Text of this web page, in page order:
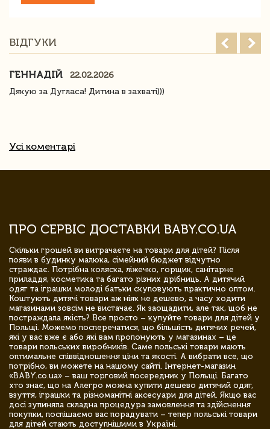
ВІДГУКИ
ГЕННАДІЙ
22.02.2026
Дякую за Дугласа! Дитина в захваті)))
Усі коментарі
ПРО СЕРВІС ДОСТАВКИ BABY.CO.UA
Скільки грошей ви витрачаєте на товари для дітей? Після
появи в будинку малюка, сімейний бюджет відчутно
страждає. Потрібна коляска, ліжечко, горщик, санітарне
приладдя, косметика та багато різних дрібниць. А дитячий
одяг та іграшки молоді батьки скуповують практично оптом.
Коштують дитячі товари аж ніяк не дешево, а часу ходити
магазинами зовсім не вистачає. Як заощадити, але так, щоб не
постраждала якість? Все просто – купуйте товари для дітей у
Польщі. Можемо посперечатися, що більшість дитячих речей,
які у вас вже є або які вам пропонують у магазинах – це
товари польських виробників. Саме польські товари мають
оптимальне співвідношення ціни та якості. А вибрати все, що
потрібно, ви можете на нашому сайті. Інтернет-магазин
«BABY.co.ua» – ваш торговий посередник у Польщі. Багато
хто знає, що на Алегро можна купити дешево дитячий одяг,
взуття, іграшки та різноманітні аксесуари для дітей. Якщо вас
досі зупиняла складна процедура замовлення та здійснення
покупки, поспішаємо вас порадувати – тепер польські товари
для дітей стають доступнішими в Україні.